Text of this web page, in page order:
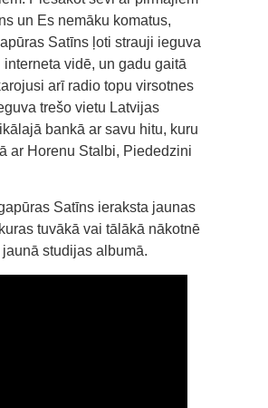
un Es nemāku komatus,
Satīns ļoti strauji ieguva
interneta vidē, un gadu gaitā
arī radio topu virsotnes
trešo vietu Latvijas
bankā ar savu hitu, kuru
ar Horenu Stalbi, Piededzini
Satīns ieraksta jaunas
tuvākā vai tālākā nākotnē
studijas albumā.